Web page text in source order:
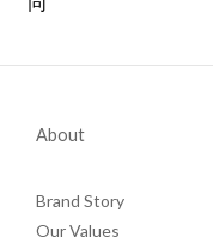
About
Brand Story
Our Values